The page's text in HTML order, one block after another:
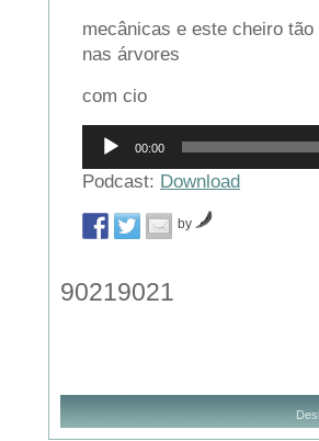
mecânicas e este cheiro
nas árvores
com cio
Reprodutor
áudio
00:00
Podcast: Download
by
90219021